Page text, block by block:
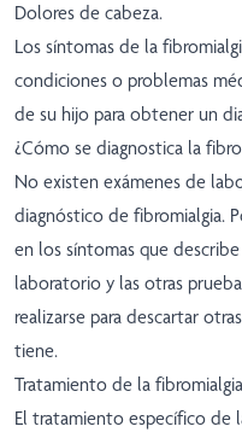
Dolores de cabeza.
Los síntomas de la
condiciones o problemas
de su hijo para obtener un
¿Cómo se diagnostica la
No existen exámenes de
diagnóstico de fibromialgia.
en los síntomas que
laboratorio y las otras
realizarse para descartar
tiene.
Tratamiento de la fibromialgia
El tratamiento específico de